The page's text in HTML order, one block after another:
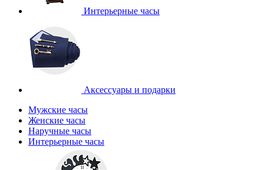
Интерьерные часы
Аксессуары и подарки
Мужские часы
Женские часы
Наручные часы
Интерьерные часы